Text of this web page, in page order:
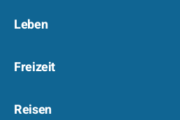
Leben
Freizeit
Reisen